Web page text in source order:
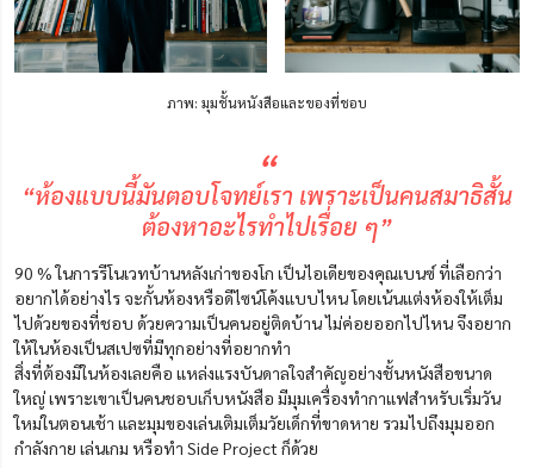
ภาพ: มุมชั้นหนังสือและของที่ชอบ
“
“ห้องแบบนี้มันตอบโจทย์เรา เพราะเป็นคนสมาธิสั้น
ต้องหาอะไรทำไปเรื่อย ๆ”
90 % ในการรีโนเวทบ้านหลังเก่าของโก เป็นไอเดียของคุณเบนซ์ ที่เลือกว่า
อยากได้อย่างไร จะกั้นห้องหรือดีไซน์โค้งแบบไหน โดยเน้นแต่งห้องให้เต็ม
ไปด้วยของที่ชอบ ด้วยความเป็นคนอยู่ติดบ้าน ไม่ค่อยออกไปไหน จึงอยาก
ให้ในห้องเป็นสเปซที่มีทุกอย่างที่อยากทำ
สิ่งที่ต้องมีในห้องเลยคือ แหล่งแรงบันดาลใจสำคัญอย่างชั้นหนังสือขนาด
ใหญ่ เพราะเขาเป็นคนชอบเก็บหนังสือ มีมุมเครื่องทำกาแฟสำหรับเริ่มวัน
ใหม่ในตอนเช้า และมุมของเล่นเติมเต็มวัยเด็กที่ขาดหาย รวมไปถึงมุมออก
กำลังกาย เล่นเกม หรือทำ Side Project ก็ด้วย